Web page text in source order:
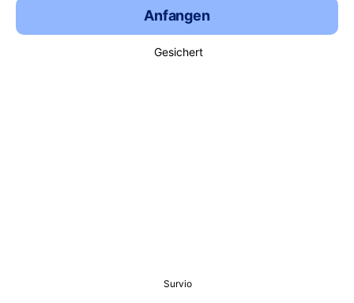
Anfangen
Gesichert
Survio